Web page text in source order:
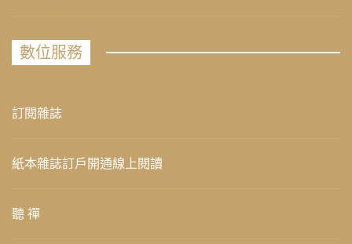
數位服務
訂閱雜誌
紙本雜誌訂戶開通線上閱讀
聽 禪